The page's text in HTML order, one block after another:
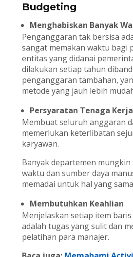
Budgeting
Menghabiskan Banyak
Penganggaran tak bersisa
sangat memakan waktu bagi
entitas yang didanai
dilakukan setiap tahun
penganggaran tambahan,
metode yang jauh lebih
Persyaratan Tenaga
Membuat seluruh anggaran
memerlukan keterlibatan
karyawan.
Banyak departemen
waktu dan sumber daya
memadai untuk hal yang
Membutuhkan Keahlian
Menjelaskan setiap item
adalah tugas yang sulit dan
pelatihan para manajer.